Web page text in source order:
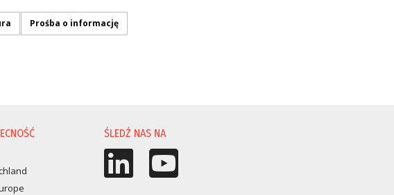
Prośba o informację
ŚLEDŹ NAS NA